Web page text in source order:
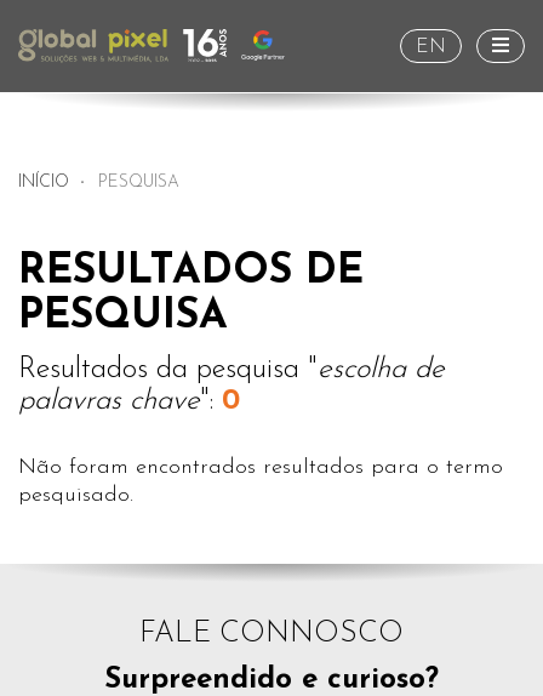
EN
INÍCIO PESQUISA
RESULTADOS DE
PESQUISA
Resultados da pesquisa "escolha de
palavras chave": 0
Não foram encontrados resultados para o termo
pesquisado.
FALE CONNOSCO
Surpreendido e curioso?